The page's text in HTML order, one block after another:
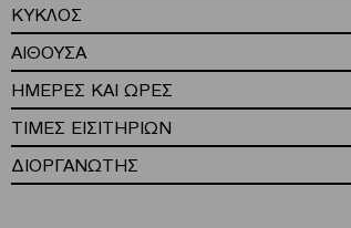
ΚΥΚΛΟΣ
ΑΙΘΟΥΣΑ
ΗΜΕΡΕΣ ΚΑΙ ΩΡΕΣ
ΤΙΜΕΣ ΕΙΣΙΤΗΡΙΩΝ
ΔΙΟΡΓΑΝΩΤΗΣ